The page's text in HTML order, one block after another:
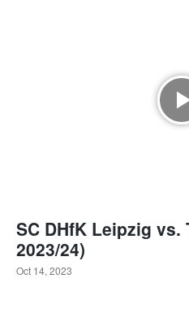
SC DHfK Leipzig vs.
2023/24)
Oct 14, 2023